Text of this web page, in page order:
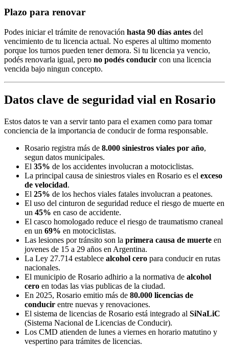
Plazo para renovar
Podes iniciar el trámite de renovación hasta 90 días antes del
vencimiento de tu licencia actual. No esperes al ultimo momento
porque los turnos pueden tener demora. Si tu licencia ya vencio,
podés renovarla igual, pero no podés conducir con una licencia
vencida bajo ningun concepto.
Datos clave de seguridad vial en Rosario
Estos datos te van a servir tanto para el examen como para tomar
conciencia de la importancia de conducir de forma responsable.
Rosario registra más de 8.000 siniestros viales por año,
segun datos municipales.
El 35% de los accidentes involucran a motociclistas.
La principal causa de siniestros viales en Rosario es el exceso
de velocidad.
El 25% de los hechos viales fatales involucran a peatones.
El uso del cinturon de seguridad reduce el riesgo de muerte en
un 45% en caso de accidente.
El casco homologado reduce el riesgo de traumatismo craneal
en un 69% en motociclistas.
Las lesiones por tránsito son la primera causa de muerte en
jovenes de 15 a 29 años en Argentina.
La Ley 27.714 establece alcohol cero para conducir en rutas
nacionales.
El municipio de Rosario adhirio a la normativa de alcohol
cero en todas las vias publicas de la ciudad.
En 2025, Rosario emitio más de 80.000 licencias de
conducir entre nuevas y renovaciones.
El sistema de licencias de Rosario está integrado al SiNaLiC
(Sistema Nacional de Licencias de Conducir).
Los CMD atienden de lunes a viernes en horario matutino y
vespertino para trámites de licencias.